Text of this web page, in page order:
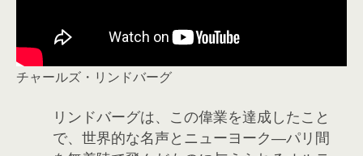
チャールズ・リンドバーグ
リンドバーグは、この偉業を達成したこと
で、世界的な名声とニューヨーク―パリ間